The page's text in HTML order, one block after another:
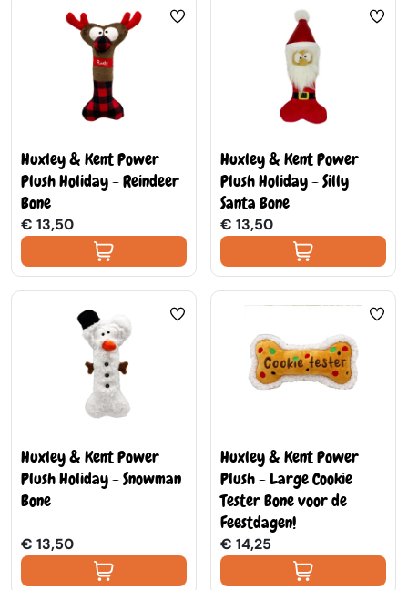
Huxley & Kent Power
Plush Holiday - Reindeer
Bone
€ 13,50
Huxley & Kent Power
Plush Holiday - Silly
Santa Bone
€ 13,50
Huxley & Kent Power
Plush Holiday - Snowman
Bone
€ 13,50
Huxley & Kent Power
Plush - Large Cookie
Tester Bone voor de
Feestdagen!
€ 14,25